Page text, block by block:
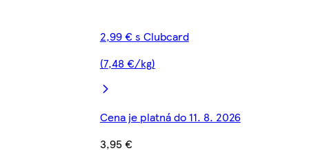
2,99 € s Clubcard
(7,48 €/kg)
Cena je platná do 11. 8. 2026
3,95 €